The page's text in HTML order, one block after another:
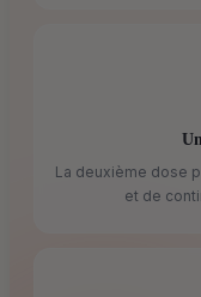
La deuxième dose
et de